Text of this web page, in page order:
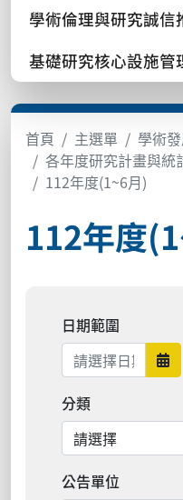
學術倫理與研究誠信
基礎研究核心設施管
首頁 主選單
學術
各年度研究計畫與統
112年度(1~6月)
112年度
日期範圍
分類
公告單位